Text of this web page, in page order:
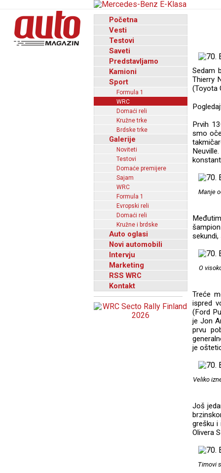
Početna
Vesti
Testovi
Saveti
Predstavljamo
Kamioni
Sport
Formula 1
WRC
Domaći reli
Kružne trke
Brdske trke
Galerije
Noviteti
Testovi
Domaće premijere
Sajam
WRC
Formula 1
Evropski reli
Domaći reli
Kružne i brdske
Auto oglasi
Novi automobili
Intervju
Marketing
RSS WRC
Kontakt
Sedam
Thierry
(Toyota
Prvih
smo
Manje
O
Treće
ispred
(Ford
je Jon
prvu
je
Veliko
Još
grešku i
Olivera
Timovi